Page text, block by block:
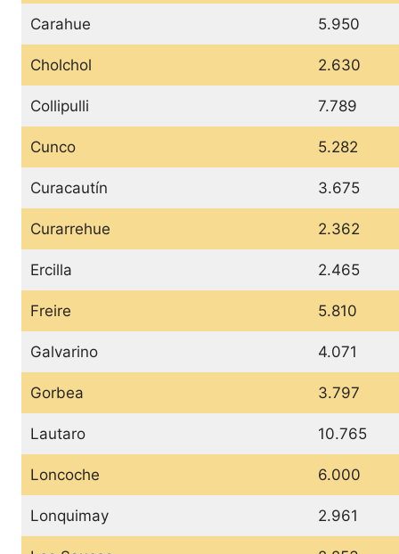
Carahue 5.950
Cholchol 2.630
Collipulli 7.789
Cunco 5.282
Curacautín 3.675
Curarrehue 2.362
Ercilla 2.465
Freire 5.810
Galvarino 4.071
Gorbea 3.797
Lautaro 10.765
Loncoche 6.000
Lonquimay 2.961